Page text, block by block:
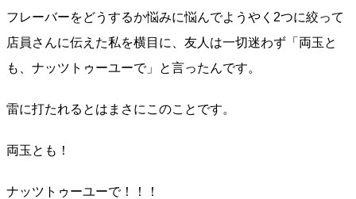
フレーバーをどうするか悩みに悩んでようやく2つに絞って
店員さんに伝えた私を横目に、友人は一切迷わず「両玉と
も、ナッツトゥーユーで」と言ったんです。
雷に打たれるとはまさにこのことです。
両玉とも！
ナッツトゥーユーで！！！